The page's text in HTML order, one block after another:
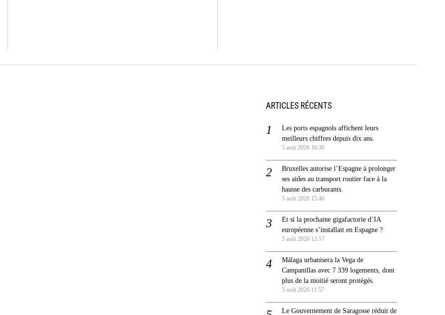
ARTICLES RÉCENTS
Les ports espagnols affichent leurs
meilleurs chiffres depuis dix ans.
5 août 2026 16:30
Bruxelles autorise l’Espagne à prolonger
ses aides au transport routier face à la
hausse des carburants.
5 août 2026 15:46
Et si la prochaine gigafactorie d’IA
européenne s’installait en Espagne ?
5 août 2026 12:57
Málaga urbanisera la Vega de
Campanillas avec 7 339 logements, dont
plus de la moitié seront protégés.
5 août 2026 11:57
Le Gouvernement de Saragosse réduit de